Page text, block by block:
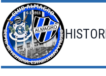
Saltar
al
contenido